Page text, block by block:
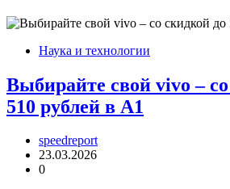
Наука и технологии
Выбирайте свой vivo –
510 рублей в А1
speedreport
23.03.2026
0